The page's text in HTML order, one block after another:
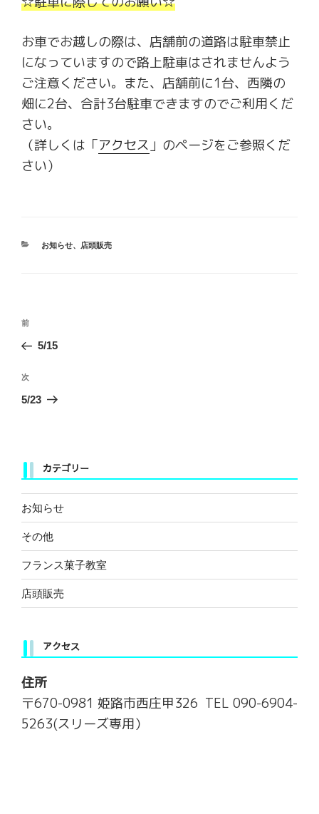
お車でお越しの際は、店舗前の道路は駐車禁止
になっていますので路上駐車はされませんよう
ご注意ください。また、店舗前に1台、西隣の
畑に2台、合計3台駐車できますのでご利用くだ
さい。
（詳しくは「アクセス」のページをご参照くだ
さい）
カ
お知らせ、 店頭販売
投
ナ
ビ
ゲ
ン
前
の
稿
前
5/15
次
の
次
5/23
カテゴリー
お知らせ
その他
フランス菓子教室
店頭販売
アクセス
住所
〒670-0981 姫路市西庄甲326 TEL 090-6904-
5263(スリーズ専用）